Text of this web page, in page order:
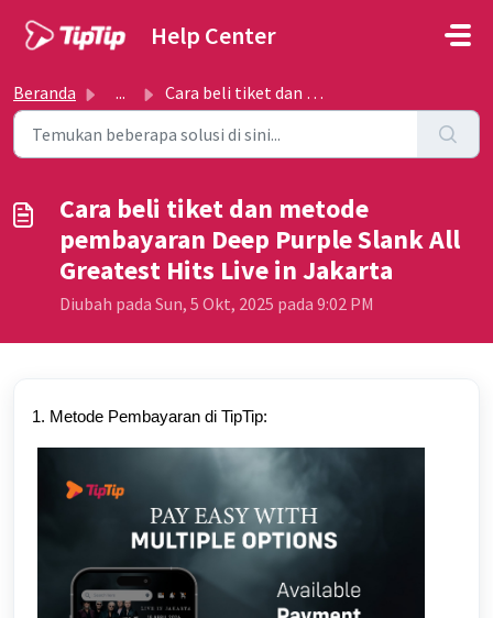
Help Center
Beranda ... Cara beli tiket dan metode pembayaran Deep Purple Slank A...
Cara beli tiket dan metode
pembayaran Deep Purple Slank All
Greatest Hits Live in Jakarta
Diubah pada Sun, 5 Okt, 2025 pada 9:02 PM
1. Metode Pembayaran di TipTip: